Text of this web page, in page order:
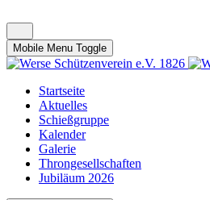
Mobile Menu Toggle
Startseite
Aktuelles
Schießgruppe
Kalender
Galerie
Throngesellschaften
Jubiläum 2026